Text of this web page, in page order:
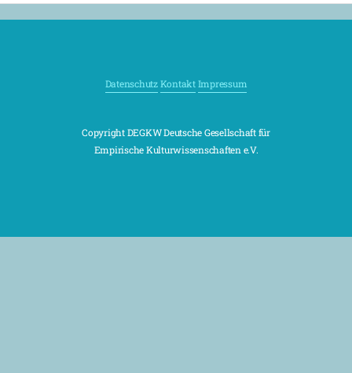
DatenschutzKontaktImpressum
Copyright DEGKW Deutsche Gesellschaft für
Empirische Kulturwissenschaften e.V.